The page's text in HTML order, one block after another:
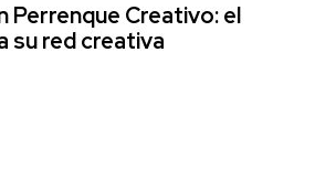
Perrenque Creativo: el
su red creativa